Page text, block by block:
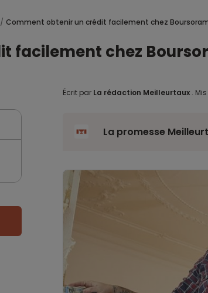
Comment obtenir un crédit facilement chez
facilement chez
Écrit par La rédaction Meilleurtaux .
La promesse